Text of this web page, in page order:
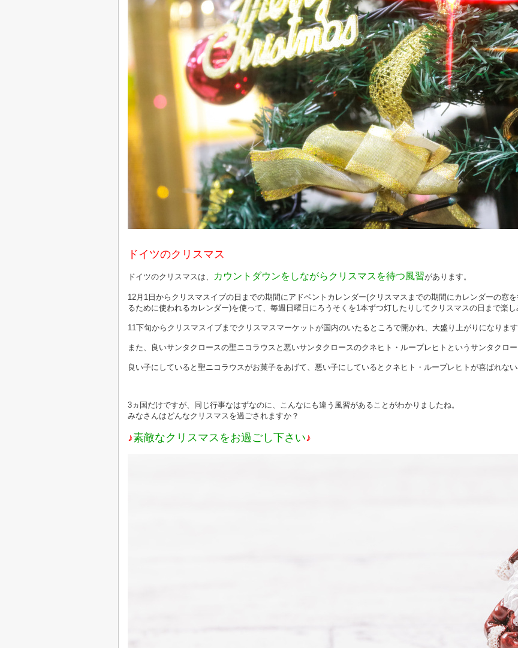
ドイツのクリスマス
ドイツのクリスマスは、 カウントダウンをしながらクリスマスを待つ風習があります。
12月1日からクリスマスイブの日までの期間にアドベントカレンダー(クリスマスまでの期間にカレンダーの窓
るために使われるカレンダー)を使って、毎週日曜日にろうそくを1本ずつ灯したりしてクリスマスの日まで楽し
11下旬からクリスマスイブまでクリスマスマーケットが国内のいたるところで開かれ、大盛り上がりになります
また、良いサンタクロースの聖ニコラウスと悪いサンタクロースのクネヒト・ループレヒトというサンタクロー
良い子にしていると聖ニコラウスがお菓子をあげて、悪い子にしているとクネヒト・ループレヒトが喜ばれな
3ヵ国だけですが、同じ行事なはずなのに、こんなにも違う風習があることがわかりましたね。
みなさんはどんなクリスマスを過ごされますか？
♪素敵なクリスマスをお過ごし下さい♪